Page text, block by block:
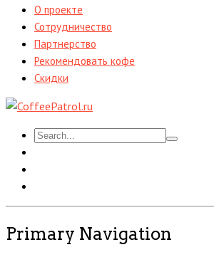
О проекте
Сотрудничество
Партнерство
Рекомендовать кофе
Скидки
Primary Navigation